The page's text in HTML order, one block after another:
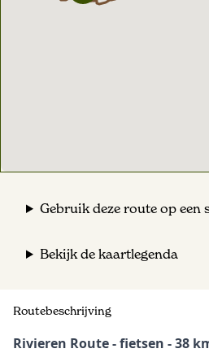
Gebruik deze route op een
Bekijk de kaartlegenda
Routebeschrijving
Rivieren Route - fietsen - 38